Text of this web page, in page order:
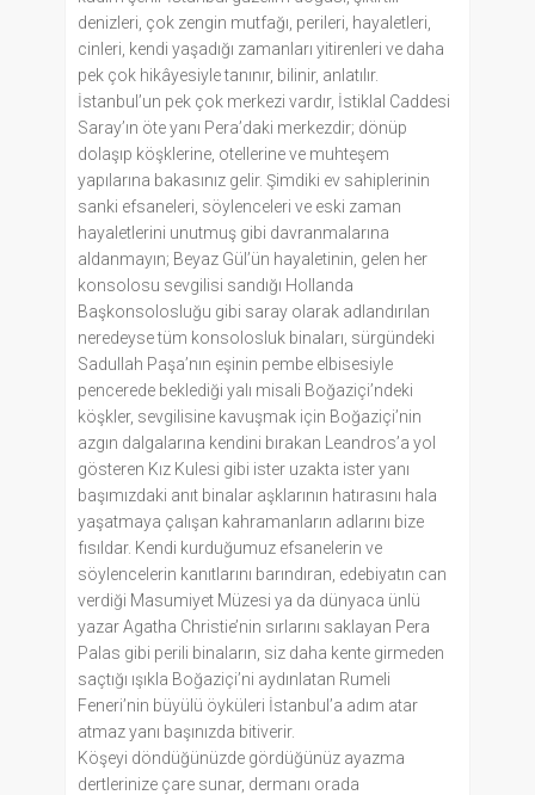
denizleri, çok zengin mutfağı, perileri, hayaletleri,
cinleri, kendi yaşadığı zamanları yitirenleri ve daha
pek çok hikâyesiyle tanınır, bilinir, anlatılır.
İstanbul’un pek çok merkezi vardır, İstiklal Caddesi
Saray’ın öte yanı Pera’daki merkezdir; dönüp
dolaşıp köşklerine, otellerine ve muhteşem
yapılarına bakasınız gelir. Şimdiki ev sahiplerinin
sanki efsaneleri, söylenceleri ve eski zaman
hayaletlerini unutmuş gibi davranmalarına
aldanmayın; Beyaz Gül’ün hayaletinin, gelen her
konsolosu sevgilisi sandığı Hollanda
Başkonsolosluğu gibi saray olarak adlandırılan
neredeyse tüm konsolosluk binaları, sürgündeki
Sadullah Paşa’nın eşinin pembe elbisesiyle
pencerede beklediği yalı misali Boğaziçi’ndeki
köşkler, sevgilisine kavuşmak için Boğaziçi’nin
azgın dalgalarına kendini bırakan Leandros’a yol
gösteren Kız Kulesi gibi ister uzakta ister yanı
başımızdaki anıt binalar aşklarının hatırasını hala
yaşatmaya çalışan kahramanların adlarını bize
fısıldar. Kendi kurduğumuz efsanelerin ve
söylencelerin kanıtlarını barındıran, edebiyatın can
verdiği Masumiyet Müzesi ya da dünyaca ünlü
yazar Agatha Christie’nin sırlarını saklayan Pera
Palas gibi perili binaların, siz daha kente girmeden
saçtığı ışıkla Boğaziçi’ni aydınlatan Rumeli
Feneri’nin büyülü öyküleri İstanbul’a adım atar
atmaz yanı başınızda bitiverir.
Köşeyi döndüğünüzde gördüğünüz ayazma
dertlerinize çare sunar, dermanı orada